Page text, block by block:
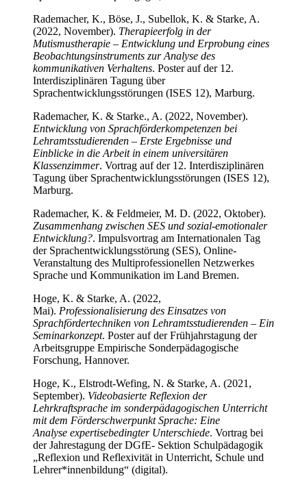
Rademacher, K., Böse, J., Subellok, K. & Starke, A.
(2022, November). Therapieerfolg in der
Mutismustherapie – Entwicklung und Erprobung eines
Beobachtungsinstruments zur Analyse des
kommunikativen Verhaltens. Poster auf der 12.
Interdisziplinären Tagung über
Sprachentwicklungsstörungen (ISES 12), Marburg.
Rademacher, K. & Starke., A. (2022, November).
Entwicklung von Sprachförderkompetenzen bei
Lehramtsstudierenden – Erste Ergebnisse und
Einblicke in die Arbeit in einem universitären
Klassenzimmer. Vortrag auf der 12. Interdisziplinären
Tagung über Sprachentwicklungsstörungen (ISES 12),
Marburg.
Rademacher, K. & Feldmeier, M. D. (2022, Oktober).
Zusammenhang zwischen SES und sozial-emotionaler
Entwicklung?. Impulsvortrag am Internationalen Tag
der Sprachentwicklungsstörung (SES), Online-
Veranstaltung des Multiprofessionellen Netzwerkes
Sprache und Kommunikation im Land Bremen.
Hoge, K. & Starke, A. (2022,
Mai). Professionalisierung des Einsatzes von
Sprachfördertechniken von Lehramtsstudierenden – Ein
Seminarkonzept. Poster auf der Frühjahrstagung der
Arbeitsgruppe Empirische Sonderpädagogische
Forschung, Hannover.
Hoge, K., Elstrodt-Wefing, N. & Starke, A. (2021,
September). Videobasierte Reflexion der
Lehrkraftsprache im sonderpädagogischen Unterricht
mit dem Förderschwerpunkt Sprache: Eine
Analyse expertisebedingter Unterschiede. Vortrag bei
der Jahrestagung der DGfE- Sektion Schulpädagogik
„Reflexion und Reflexivität in Unterricht, Schule und
Lehrer*innenbildung“ (digital).